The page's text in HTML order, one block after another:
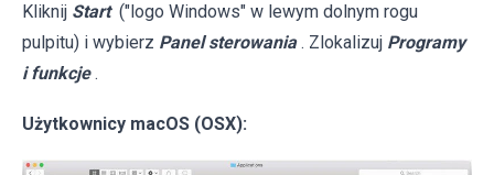
Kliknij Start ("logo Windows" w lewym dolnym rogu
pulpitu) i wybierz Panel sterowania . Zlokalizuj Programy
i funkcje .
Użytkownicy macOS (OSX):